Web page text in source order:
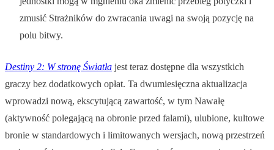
zmusić Strażników do zwracania uwagi na swoją pozycję na
polu bitwy.
Destiny 2: W stronę Światła jest teraz dostępne dla wszystkich
graczy bez dodatkowych opłat. Ta dwumiesięczna aktualizacja
wprowadzi nową, ekscytującą zawartość, w tym Nawałę
(aktywność polegającą na obronie przed falami), ulubione, kultowe
bronie w standardowych i limitowanych wersjach, nową przestrzeń